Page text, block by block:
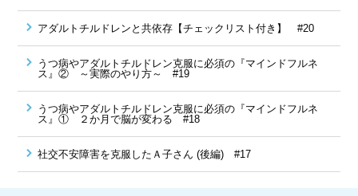
アダルトチルドレンと共依存【チェックリスト付き】 #20
うつ病やアダルトチルドレン克服に必須の『マインドフルネ
ス』② ～実際のやり方～ #19
うつ病やアダルトチルドレン克服に必須の『マインドフルネ
ス』① ２か月で脳が変わる #18
社交不安障害を克服したＡ子さん (後編) #17